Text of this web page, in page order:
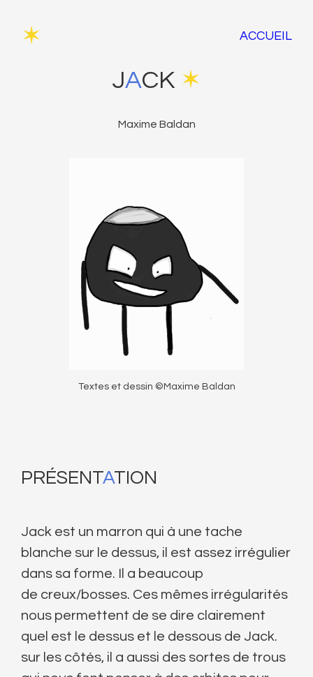
✶ ACCUEIL
JACK ✶
Maxime Baldan
Textes et dessin ©Maxime Baldan
PRÉSENTATION
Jack est un marron qui à une tache
blanche sur le dessus, il est assez irrégulier
dans sa forme. Il a beaucoup
de creux/bosses. Ces mêmes irrégularités
nous permettent de se dire clairement
quel est le dessus et le dessous de Jack.
sur les côtés, il a aussi des sortes de trous